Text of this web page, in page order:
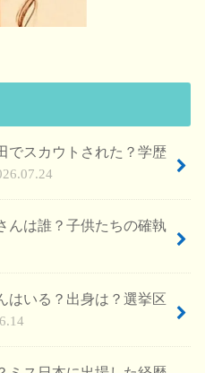
でスカウトされた？学歴
んは誰？子供たちの確執
はいる？出身は？選挙区